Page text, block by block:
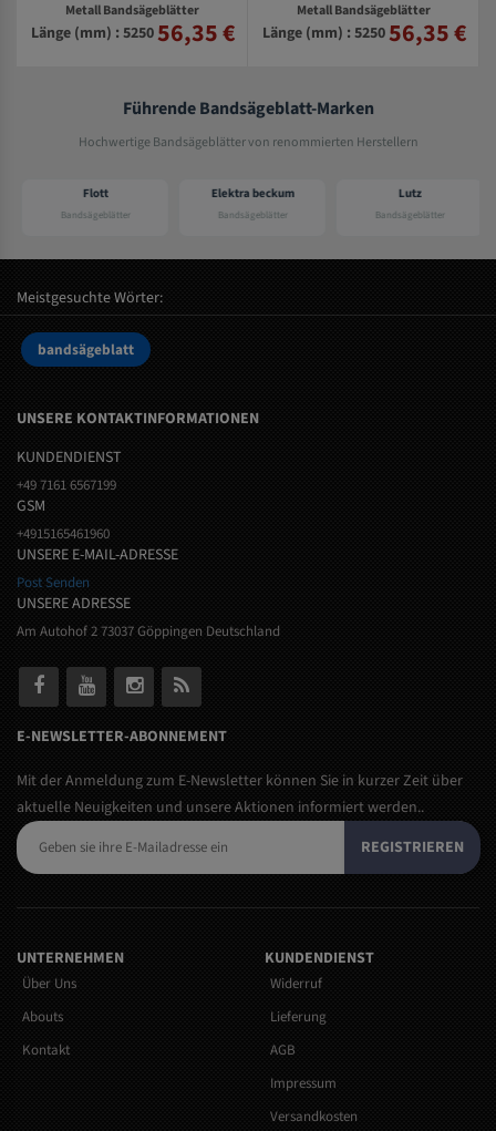
Metall Bandsägeblätter
Länge (mm) : 525056,35 €
Metall Bandsägeblätter
Länge (mm) : 525056,35 €
Führende Bandsägeblatt-Marken
Hochwertige Bandsägeblätter von renommierten Herstellern
Flott
Bandsägeblätter
Elektra beckum
Bandsägeblätter
Lutz
Bandsägeblätter
Meistgesuchte Wörter:
bandsägeblatt
UNSERE KONTAKTINFORMATIONEN
KUNDENDIENST
+49 7161 6567199
GSM
+4915165461960
UNSERE E-MAIL-ADRESSE
Post Senden
UNSERE ADRESSE
Am Autohof 2 73037 Göppingen Deutschland
E-NEWSLETTER-ABONNEMENT
Mit der Anmeldung zum E-Newsletter können Sie in kurzer Zeit über
aktuelle Neuigkeiten und unsere Aktionen informiert werden..
REGISTRIEREN
UNTERNEHMEN
Über Uns
Abouts
Kontakt
KUNDENDIENST
Widerruf
Lieferung
AGB
Impressum
Versandkosten